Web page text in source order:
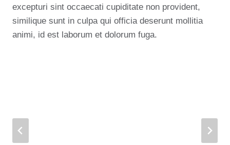
excepturi sint occaecati cupiditate non provident,
similique sunt in culpa qui officia deserunt mollitia
animi, id est laborum et dolorum fuga.